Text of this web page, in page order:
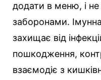
додати в меню, і
заборонами.
захищає від
пошкодження,
взаємодіє з